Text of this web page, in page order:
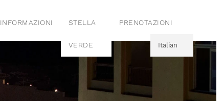
INFORMAZIONI STELLA
VERDE
PRENOTAZIONI
Italian
Italian